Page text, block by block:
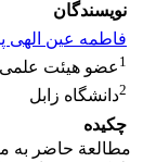
نویسندگان
فاطمه عین الهی
1 عضو هیئت علمی
2دانشگاه زابل
چکیده